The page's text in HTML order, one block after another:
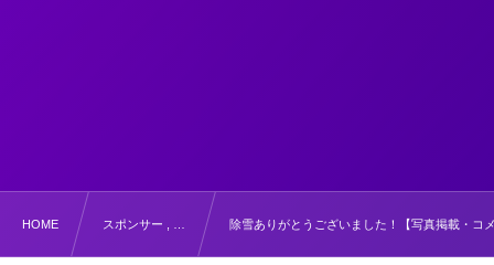
HOME スポンサー , … 除雪ありがとうございました！【写真掲載・コ